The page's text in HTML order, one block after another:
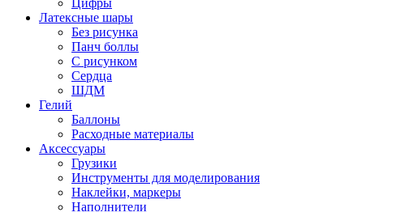
Латексные шары
Без рисунка
Панч боллы
С рисунком
Сердца
ШДМ
Гелий
Баллоны
Расходные материалы
Аксессуары
Грузики
Инструменты для моделирования
Наклейки, маркеры
Наполнители